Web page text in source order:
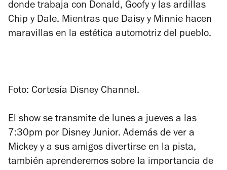
donde trabaja con Donald, Goofy y las ardillas
Chip y Dale. Mientras que Daisy y Minnie hacen
maravillas en la estética automotriz del pueblo.
Foto: Cortesía Disney Channel.
El show se transmite de lunes a jueves a las
7:30pm por Disney Junior. Además de ver a
Mickey y a sus amigos divertirse en la pista,
también aprenderemos sobre la importancia de